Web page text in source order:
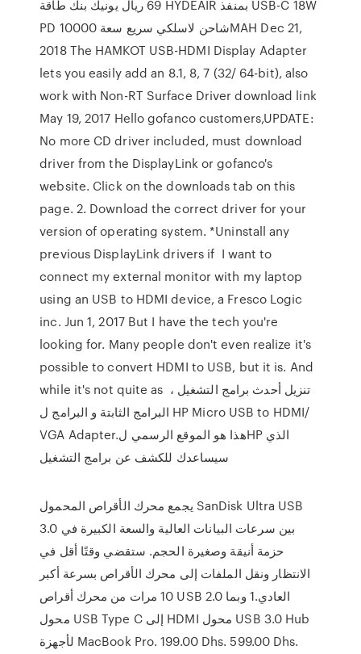
69 ريال يونيك بنك طاقة HYDEAIR بمنفذ USB-C 18W
PD شاحن لاسلكي سريع سعة 10000MAH Dec 21,
2018 The HAMKOT USB-HDMI Display Adapter
lets you easily add an 8.1, 8, 7 (32/ 64-bit), also
work with Non-RT Surface Driver download link
May 19, 2017 Hello gofanco customers,UPDATE:
No more CD driver included, must download
driver from the DisplayLink or gofanco's
website. Click on the downloads tab on this
page. 2. Download the correct driver for your
version of operating system. *Uninstall any
previous DisplayLink drivers if I want to
connect my external monitor with my laptop
using an USB to HDMI device, a Fresco Logic
inc. Jun 1, 2017 But I have the tech you're
looking for. Many people don't even realize it's
possible to convert HDMI to USB, but it is. And
while it's not quite as تنزيل أحدث برامج التشغيل ،
البرامج الثابتة و البرامج ل HP Micro USB to HDMI/
VGA Adapter.هذا هو الموقع الرسمي لHP الذي
يجمع محرك الأقراص المحمول SanDisk Ultra USB
3.0 بين سرعات البيانات العالية والسعة الكبيرة في
حزمة أنيقة وصغيرة الحجم. ستقضي وقتًا أقل في
الانتظار ونقل الملفات إلى محرك الأقراص بسرعة أكبر
10 مرات من محرك أقراص USB 2.0 العادي.1 وبما
محول USB Type C إلى HDMI محول USB 3.0 Hub
لأجهزة MacBook Pro. 199.00 Dhs. 599.00 Dhs.